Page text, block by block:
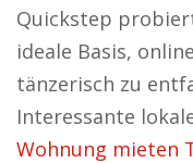
Quickstep
ideale Basis,
tänzerisch zu
Interessante
Wohnung mieten